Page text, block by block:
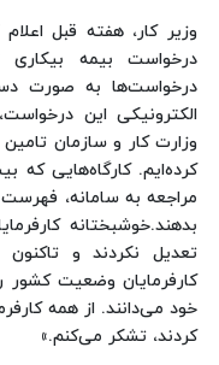
درخواست‌ها به صورت
الکترونیکی این
وزارت کار و سازمان
مراجعه به سامانه،
بدهند.خوشبختانه
تعدیل نکردند و تاکنون
کارفرمایان وضعیت کشور
خود می‌دانند. از همه
کردند، تشکر می‌کنم.»